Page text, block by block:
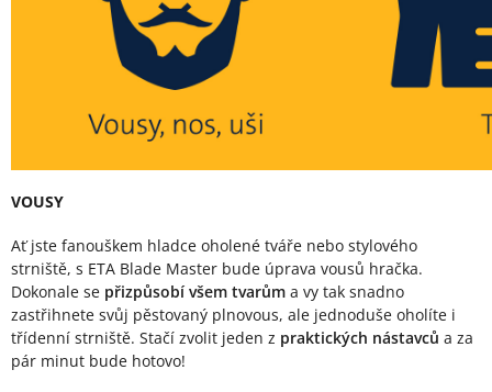
VOUSY
Ať jste fanouškem hladce oholené tváře nebo stylového
strniště, s ETA Blade Master bude úprava vousů hračka.
Dokonale se přizpůsobí všem tvarům a vy tak snadno
zastřihnete svůj pěstovaný plnovous, ale jednoduše oholíte i
třídenní strniště. Stačí zvolit jeden z praktických nástavců a za
pár minut bude hotovo!